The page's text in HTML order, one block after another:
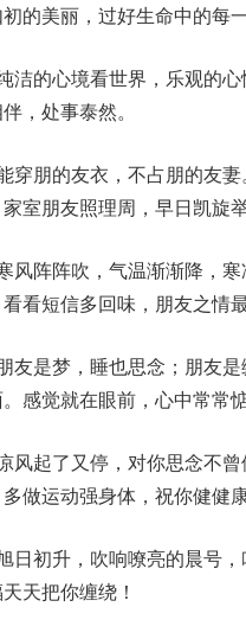
的美丽，过好生命中的每
洁的心境看世界，乐观的
，处事泰然。
穿朋的友衣，不占朋的友
室朋友照理周，早日凯旋
风阵阵吹，气温渐渐降，
看短信多回味，朋友之情
友是梦，睡也思念；朋友
。感觉就在眼前，心中常常
风起了又停，对你思念不
做运动强身体，祝你健健
日初升，吹响嘹亮的晨号
天把你缠绕！